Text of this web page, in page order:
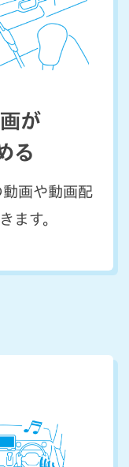
が
る
画や動画配
ます。